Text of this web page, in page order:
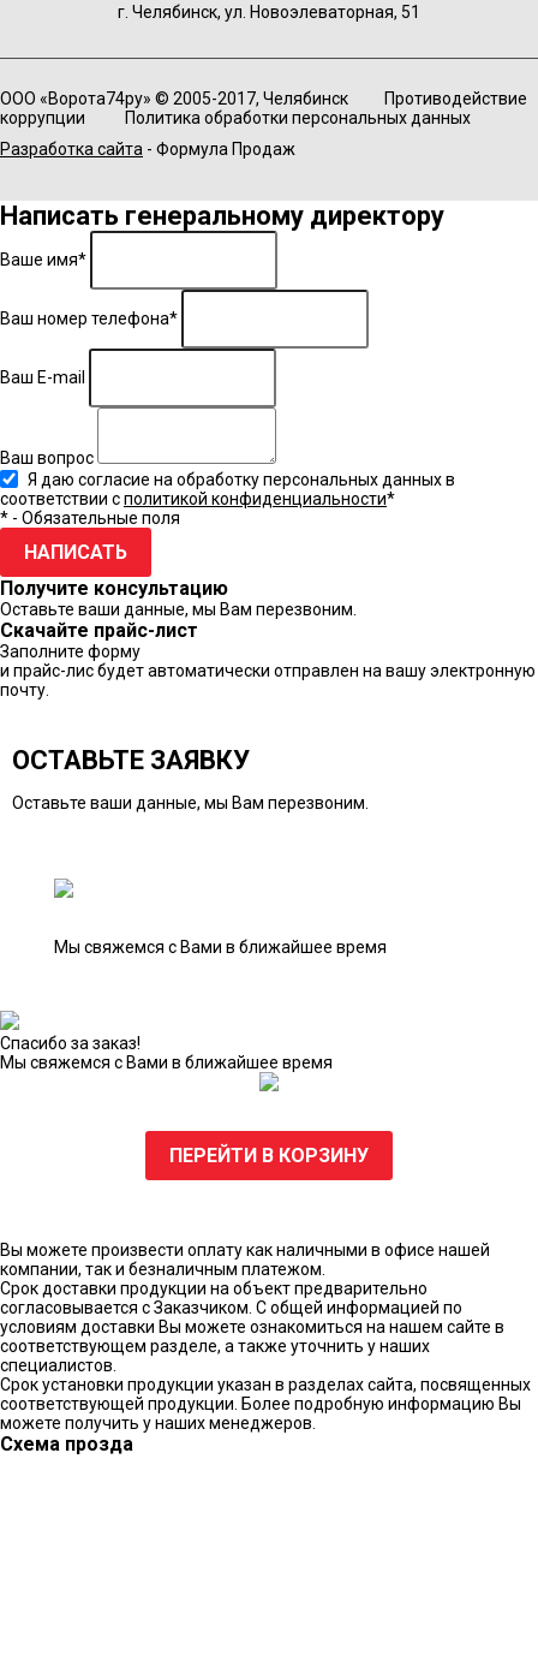
г. Челябинск, ул. Новоэлеваторная, 51
ООО «Ворота74ру» © 2005-2017, Челябинск
Противодействие
коррупции
Политика обработки персональных данных
Разработка сайта - Формула Продаж
Написать генеральному директору
Ваше имя*
Ваш номер телефона*
Ваш E-mail
Ваш вопрос
Я даю согласие на обработку персональных данных в
соответствии сполитикой конфиденциальности*
* - Обязательные поля
НАПИСАТЬ
Получите консультацию
Оставьте ваши данные, мы Вам перезвоним.
Скачайте прайс-лист
Заполните форму
и прайс-лис будет автоматически отправлен на вашу электронную
почту.
ОСТАВЬТЕ ЗАЯВКУ
Оставьте ваши данные, мы Вам перезвоним.
Мы свяжемся с Вами в ближайшее время
Спасибо за заказ!
Мы свяжемся с Вами в ближайшее время
ПЕРЕЙТИ В КОРЗИНУ
Вы можете произвести оплату как наличными в офисе нашей
компании, так и безналичным платежом.
Срок доставки продукции на объект предварительно
согласовывается с Заказчиком. С общей информацией по
условиям доставки Вы можете ознакомиться на нашем сайте в
соответствующем разделе, а также уточнить у наших
специалистов.
Срок установки продукции указан в разделах сайта, посвященных
соответствующей продукции. Более подробную информацию Вы
можете получить у наших менеджеров.
Схема прозда